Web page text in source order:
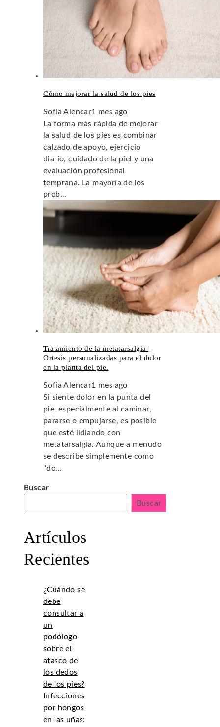
Cómo mejorar la salud de los pies
Sofía Alencar1 mes ago
La forma más rápida de mejorar
la salud de los pies es combinar
calzado de apoyo, ejercicio
diario, cuidado de la piel y una
evaluación profesional
temprana. La mayoría de los
prob...
Tratamiento de la metatarsalgia |
Ortesis personalizadas para el dolor
en la planta del pie.
Sofía Alencar1 mes ago
Si siente dolor en la punta del
pie, especialmente al caminar,
pararse o empujarse, es posible
que esté lidiando con
metatarsalgia. Aunque a menudo
se describe simplemente como
"do...
Buscar
Buscar
Artículos
Recientes
¿Cuándo se
debe
consultar a
un
podólogo
sobre el
atasco de
los dedos
de los pies?
Infecciones
por hongos
en las uñas: